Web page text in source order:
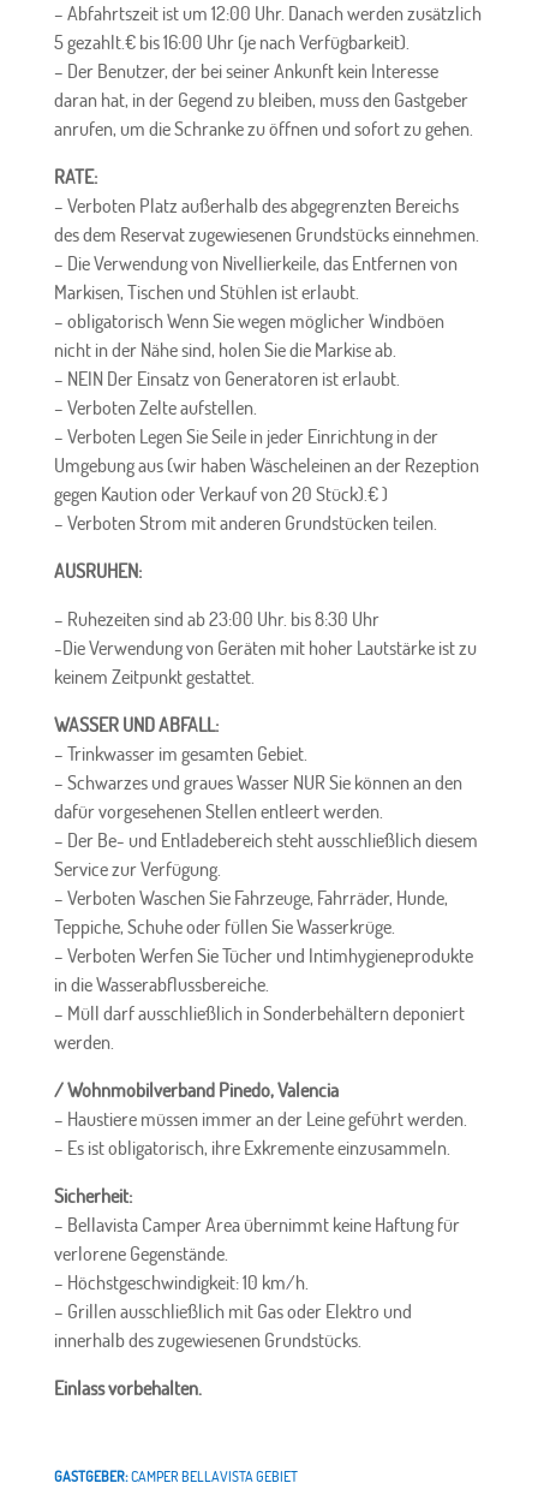
– Abfahrtszeit ist um 12:00 Uhr. Danach werden zusätzlich
5 gezahlt.€bis 16:00 Uhr (je nach Verfügbarkeit).
– Der Benutzer, der bei seiner Ankunft kein Interesse
daran hat, in der Gegend zu bleiben, muss den Gastgeber
anrufen, um die Schranke zu öffnen und sofort zu gehen.
RATE:
– VerbotenPlatz außerhalb des abgegrenzten Bereichs
des dem Reservat zugewiesenen Grundstücks einnehmen.
– Die Verwendung von Nivellierkeile, das Entfernen von
Markisen, Tischen und Stühlen ist erlaubt.
– obligatorischWenn Sie wegen möglicher Windböen
nicht in der Nähe sind, holen Sie die Markise ab.
– NEIN Der Einsatz von Generatoren ist erlaubt.
– VerbotenZelte aufstellen.
– Verboten Legen Sie Seile in jeder Einrichtung in der
Umgebung aus (wir haben Wäscheleinen an der Rezeption
gegen Kaution oder Verkauf von 20 Stück).€)
– VerbotenStrom mit anderen Grundstücken teilen.
AUSRUHEN:
– Ruhezeiten sind ab 23:00 Uhr. bis 8:30 Uhr
-Die Verwendung von Geräten mit hoher Lautstärke ist zu
keinem Zeitpunkt gestattet.
WASSER UND ABFALL:
– Trinkwasser im gesamten Gebiet.
– Schwarzes und graues Wasser NUR Sie können an den
dafür vorgesehenen Stellen entleert werden.
– Der Be- und Entladebereich steht ausschließlich diesem
Service zur Verfügung.
– VerbotenWaschen Sie Fahrzeuge, Fahrräder, Hunde,
Teppiche, Schuhe oder füllen Sie Wasserkrüge.
– VerbotenWerfen Sie Tücher und Intimhygieneprodukte
in die Wasserabflussbereiche.
– Müll darf ausschließlich in Sonderbehältern deponiert
werden.
/ Wohnmobilverband Pinedo, Valencia
– Haustiere müssen immer an der Leine geführt werden.
– Es ist obligatorisch, ihre Exkremente einzusammeln.
Sicherheit:
– Bellavista Camper Area übernimmt keine Haftung für
verlorene Gegenstände.
– Höchstgeschwindigkeit: 10 km/h.
– Grillen ausschließlich mit Gas oder Elektro und
innerhalb des zugewiesenen Grundstücks.
Einlass vorbehalten.
GASTGEBER:CAMPER BELLAVISTA GEBIET